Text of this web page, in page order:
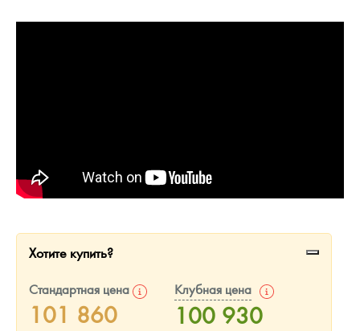
Хотите купить?
Стандартная цена
101 860
Клубная цена
100 930